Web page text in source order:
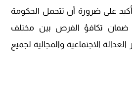
التأكيد على ضرورة أن تتحمل الحكومة
ضمان تكافؤ الفرص بين مختلف
العدالة الاجتماعية والمجالية لجميع